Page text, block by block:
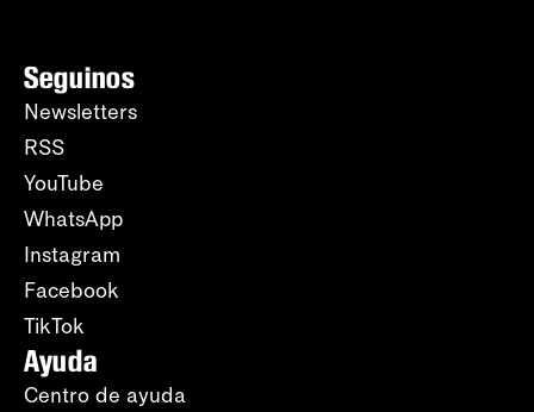
Seguinos
Newsletters
RSS
YouTube
WhatsApp
Instagram
Facebook
TikTok
Ayuda
Centro de ayuda